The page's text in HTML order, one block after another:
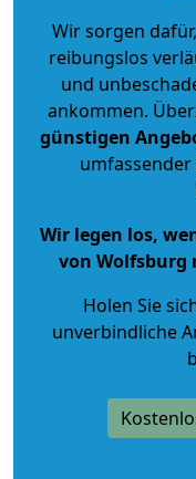
Wir sorgen
reibungslos
und
ankommen.
günstigen
Wir legen los,
von Wolfsburg
Holen Sie
unverbindliche